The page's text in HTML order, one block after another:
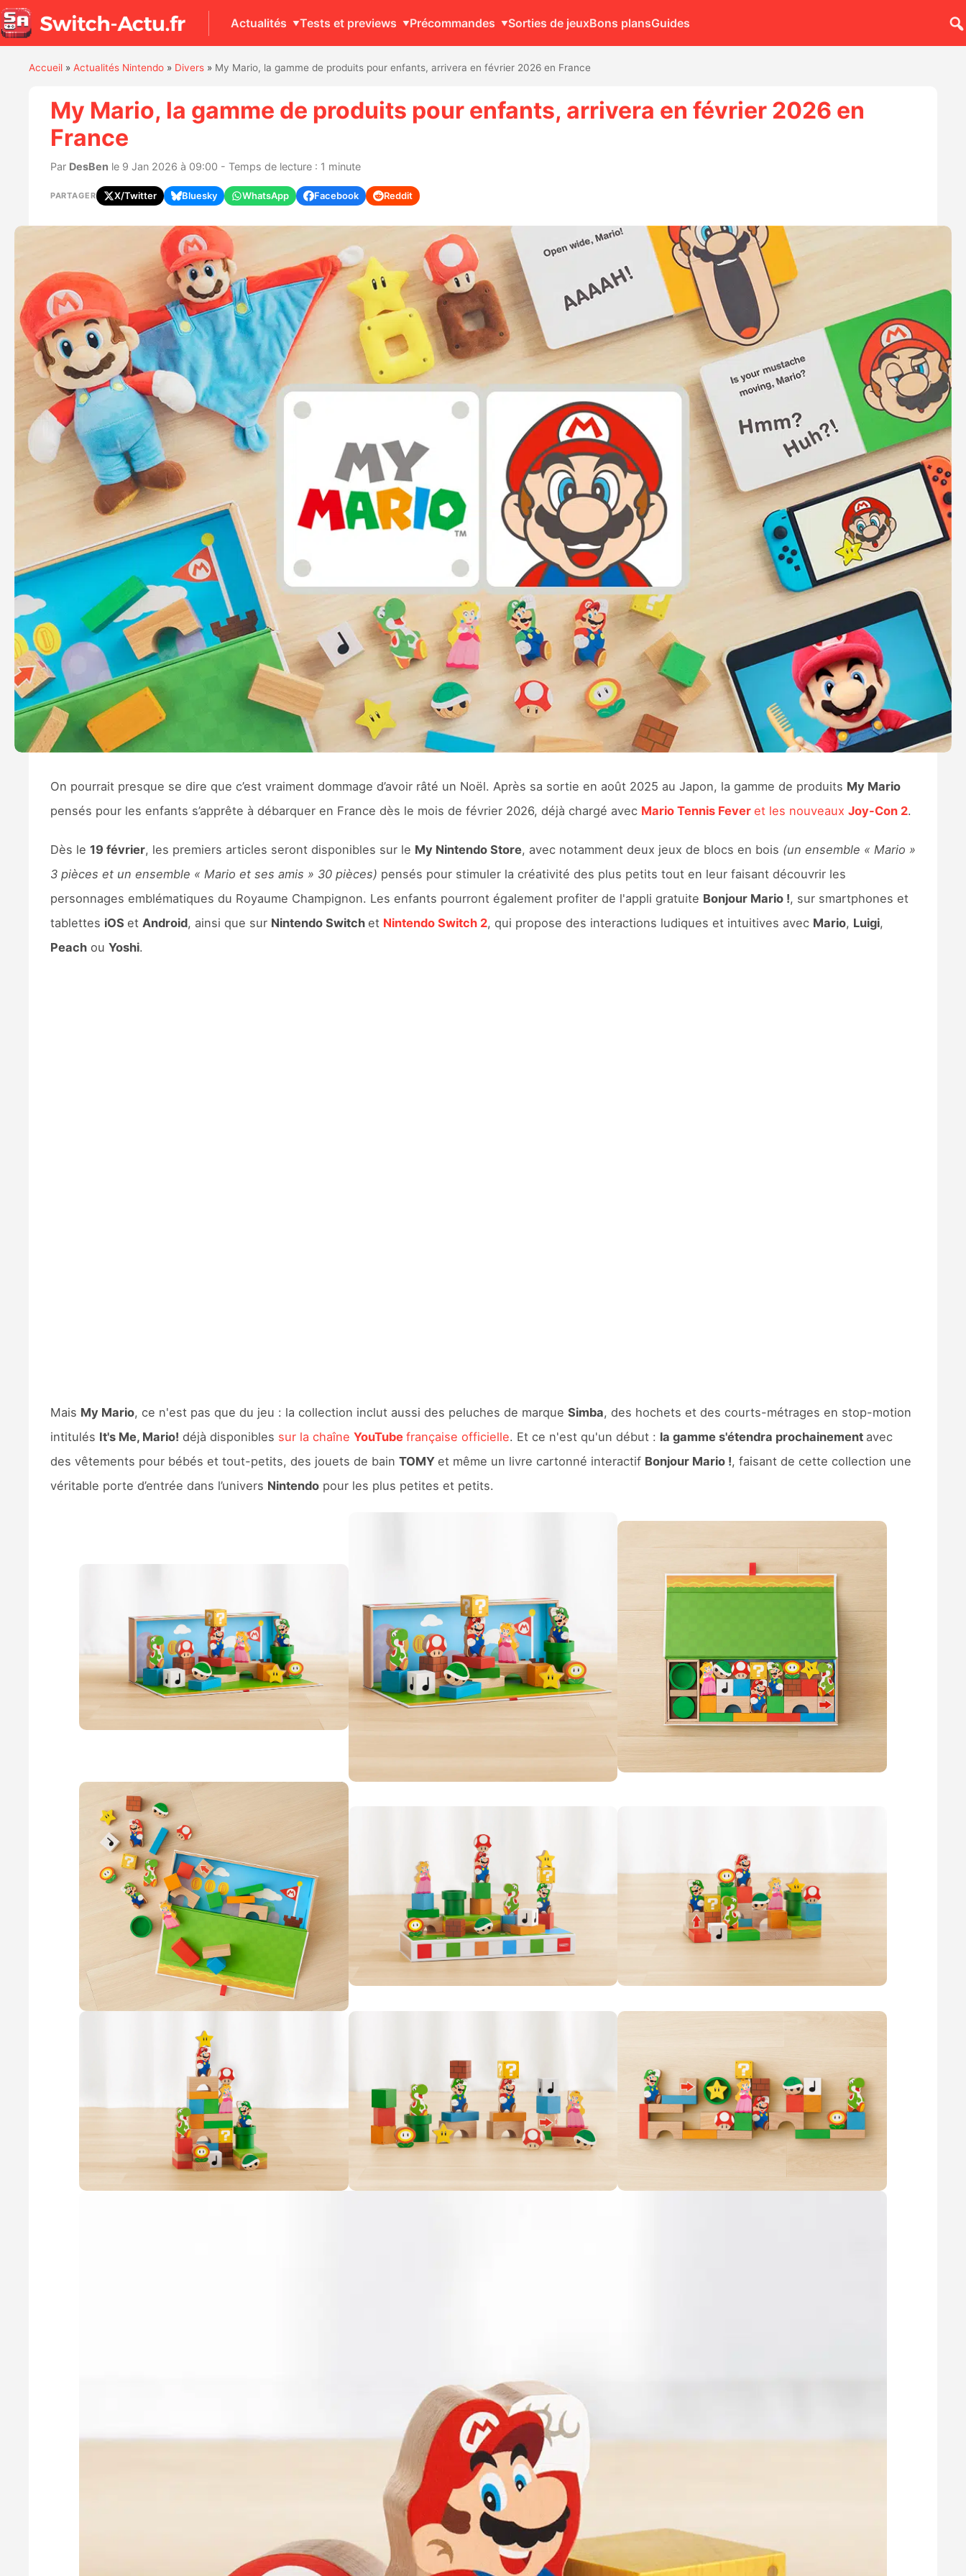
Actualités Tests et previews Précommandes Sorties de jeuxBons plansGuides
Accueil» Actualités Nintendo» Divers» My Mario, la gamme de produits pour enfants, arrivera en février 2026 en France
My Mario, la gamme de produits pour enfants, arrivera en février 2026 en
France
Par DesBen le 9 Jan 2026 à 09:00 - Temps de lecture : 1 minute
PARTAGER X/Twitter Bluesky WhatsApp Facebook Reddit
On pourrait presque se dire que c’est vraiment dommage d’avoir râté un Noël. Après sa sortie en août 2025 au Japon, la gamme de produits My Mario
pensés pour les enfants s’apprête à débarquer en France dès le mois de février 2026, déjà chargé avec Mario Tennis Fever et les nouveaux Joy-Con 2.
Dès le 19 février, les premiers articles seront disponibles sur le My Nintendo Store, avec notamment deux jeux de blocs en bois (un ensemble « Mario »
3 pièces et un ensemble « Mario et ses amis » 30 pièces) pensés pour stimuler la créativité des plus petits tout en leur faisant découvrir les
personnages emblématiques du Royaume Champignon. Les enfants pourront également profiter de l'appli gratuite Bonjour Mario !, sur smartphones et
tablettes iOS et Android, ainsi que sur Nintendo Switch et Nintendo Switch 2, qui propose des interactions ludiques et intuitives avec Mario, Luigi,
Peachou Yoshi.
Mais My Mario, ce n'est pas que du jeu : la collection inclut aussi des peluches de marque Simba, des hochets et des courts-métrages en stop-motion
intitulés It's Me, Mario! déjà disponibles sur la chaîne YouTube française officielle. Et ce n'est qu'un début : la gamme s'étendra prochainement avec
des vêtements pour bébés et tout-petits, des jouets de bain TOMY et même un livre cartonné interactif Bonjour Mario !, faisant de cette collection une
véritable porte d’entrée dans l’univers Nintendopour les plus petites et petits.